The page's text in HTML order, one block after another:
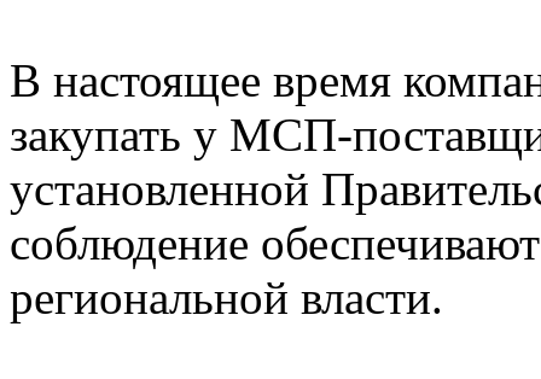
В настоящее время
закупать у МСП-
установленной
соблюдение
региональной власти.